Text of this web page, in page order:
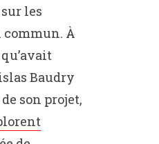
les
commun. À
Baudry
son projet,